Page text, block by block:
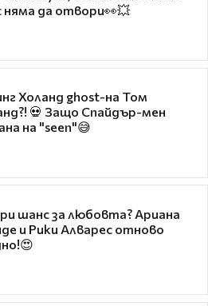
няма да отвори👀💥
Холанд ghost-на Том
💀 Защо Спайдър-мен
на "seen"😅
шанс за любовта? Ариана
и Рики Алварес отново